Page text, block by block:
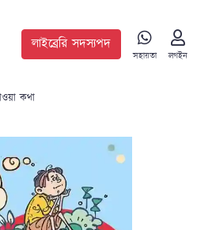
লাইব্রেরি সদস্যপদ
সহায়তা লগইন
কথা